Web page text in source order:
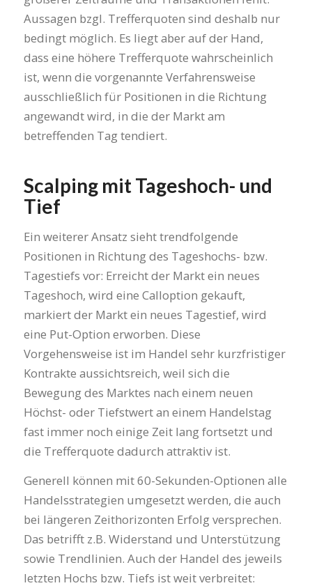
Aussagen bzgl. Trefferquoten sind deshalb nur
bedingt möglich. Es liegt aber auf der Hand,
dass eine höhere Trefferquote wahrscheinlich
ist, wenn die vorgenannte Verfahrensweise
ausschließlich für Positionen in die Richtung
angewandt wird, in die der Markt am
betreffenden Tag tendiert.
Scalping mit Tageshoch- und
Tief
Ein weiterer Ansatz sieht trendfolgende
Positionen in Richtung des Tageshochs- bzw.
Tagestiefs vor: Erreicht der Markt ein neues
Tageshoch, wird eine Calloption gekauft,
markiert der Markt ein neues Tagestief, wird
eine Put-Option erworben. Diese
Vorgehensweise ist im Handel sehr kurzfristiger
Kontrakte aussichtsreich, weil sich die
Bewegung des Marktes nach einem neuen
Höchst- oder Tiefstwert an einem Handelstag
fast immer noch einige Zeit lang fortsetzt und
die Trefferquote dadurch attraktiv ist.
Generell können mit 60-Sekunden-Optionen alle
Handelsstrategien umgesetzt werden, die auch
bei längeren Zeithorizonten Erfolg versprechen.
Das betrifft z.B. Widerstand und Unterstützung
sowie Trendlinien. Auch der Handel des jeweils
letzten Hochs bzw. Tiefs ist weit verbreitet: